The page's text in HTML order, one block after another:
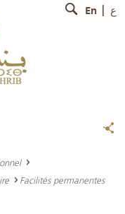
En ع
Facilités permanentes